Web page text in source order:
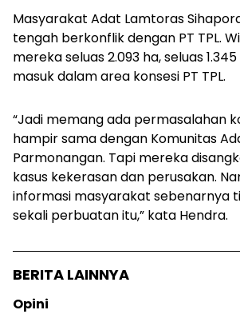
Masyarakat Adat Lamtoras
tengah berkonflik dengan PT TPL.
mereka seluas 2.093 ha, seluas
masuk dalam area konsesi PT TPL.
“Jadi memang ada permasalahan
hampir sama dengan Komunitas
Parmonangan. Tapi mereka
kasus kekerasan dan perusakan.
informasi masyarakat sebenarnya
sekali perbuatan itu,” kata Hendra.
BERITA LAINNYA
Opini